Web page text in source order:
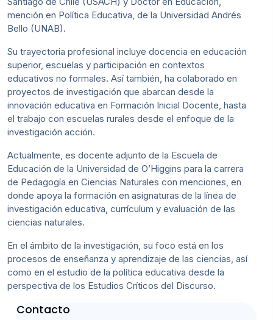
mención en Política Educativa, de la Universidad Andrés
Bello (UNAB).
Su trayectoria profesional incluye docencia en educación
superior, escuelas y participación en contextos
educativos no formales. Así también, ha colaborado en
proyectos de investigación que abarcan desde la
innovación educativa en Formación Inicial Docente, hasta
el trabajo con escuelas rurales desde el enfoque de la
investigación acción.
Actualmente, es docente adjunto de la Escuela de
Educación de la Universidad de O’Higgins para la carrera
de Pedagogía en Ciencias Naturales con menciones, en
donde apoya la formación en asignaturas de la línea de
investigación educativa, currículum y evaluación de las
ciencias naturales.
En el ámbito de la investigación, su foco está en los
procesos de enseñanza y aprendizaje de las ciencias, así
como en el estudio de la política educativa desde la
perspectiva de los Estudios Críticos del Discurso.
Contacto